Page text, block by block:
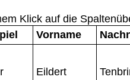
Klick auf die
Vorname
Eildert